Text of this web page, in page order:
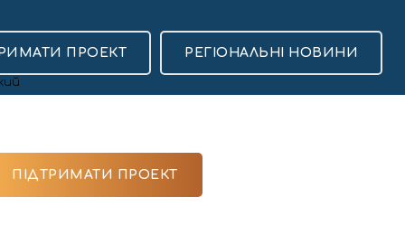
ПІДТРИМАТИ ПРОЕКТ
ПРОЕКТ РЕГІОНАЛЬНІ НОВИНИ